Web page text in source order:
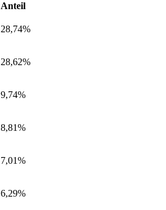
Anteil
28,74%
28,62%
9,74%
8,81%
7,01%
6,29%